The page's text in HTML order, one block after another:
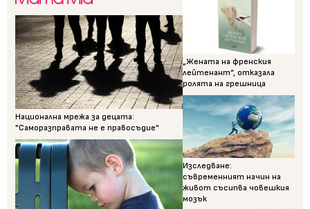
Национална мрежа за децата:
"Саморазправата не е правосъдие"
„Жената на френския
лейтенант“, отказала
ролята на грешница
Изследване:
съвременният начин на
живот съсипва човешкия
мозък